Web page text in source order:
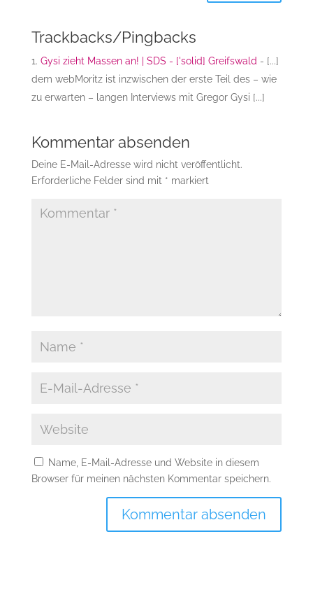
Trackbacks/Pingbacks
Gysi zieht Massen an! | SDS - ['solid] Greifswald - [...]
dem webMoritz ist inzwischen der erste Teil des – wie
zu erwarten – langen Interviews mit Gregor Gysi [...]
Kommentar absenden
Deine E-Mail-Adresse wird nicht veröffentlicht.
Erforderliche Felder sind mit * markiert
Name, E-Mail-Adresse und Website in diesem
Browser für meinen nächsten Kommentar speichern.